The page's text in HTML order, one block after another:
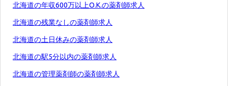
北海道の年収600万以上O.K.の薬剤師求人
北海道の残業なしの薬剤師求人
北海道の土日休みの薬剤師求人
北海道の駅5分以内の薬剤師求人
北海道の管理薬剤師の薬剤師求人